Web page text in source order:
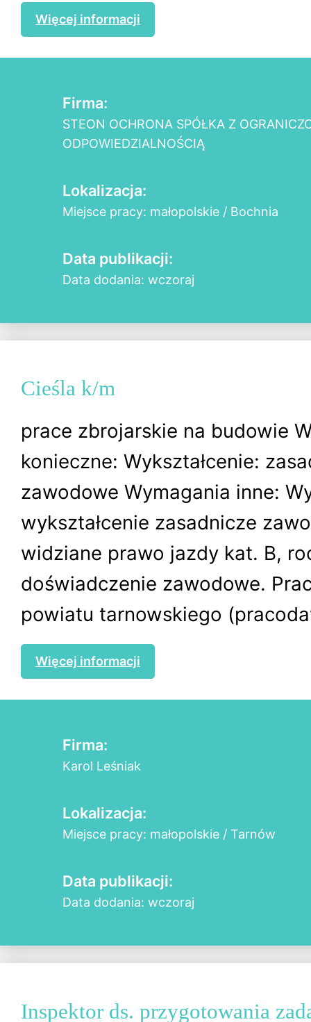
Więcej informacji
Firma:
STEON OCHRONA SPÓŁKA Z
ODPOWIEDZIALNOŚCIĄ
Lokalizacja:
Miejsce pracy: małopolskie / Bochnia
Data publikacji:
Data dodania: wczoraj
Cieśla k/m
prace zbrojarskie na budowie
konieczne: Wykształcenie:
zawodowe Wymagania inne:
wykształcenie zasadnicze
widziane prawo jazdy kat. B,
doświadczenie zawodowe.
powiatu tarnowskiego
Więcej informacji
Firma:
Karol Leśniak
Lokalizacja:
Miejsce pracy: małopolskie / Tarnów
Data publikacji:
Data dodania: wczoraj
Inspektor ds. przygotowania